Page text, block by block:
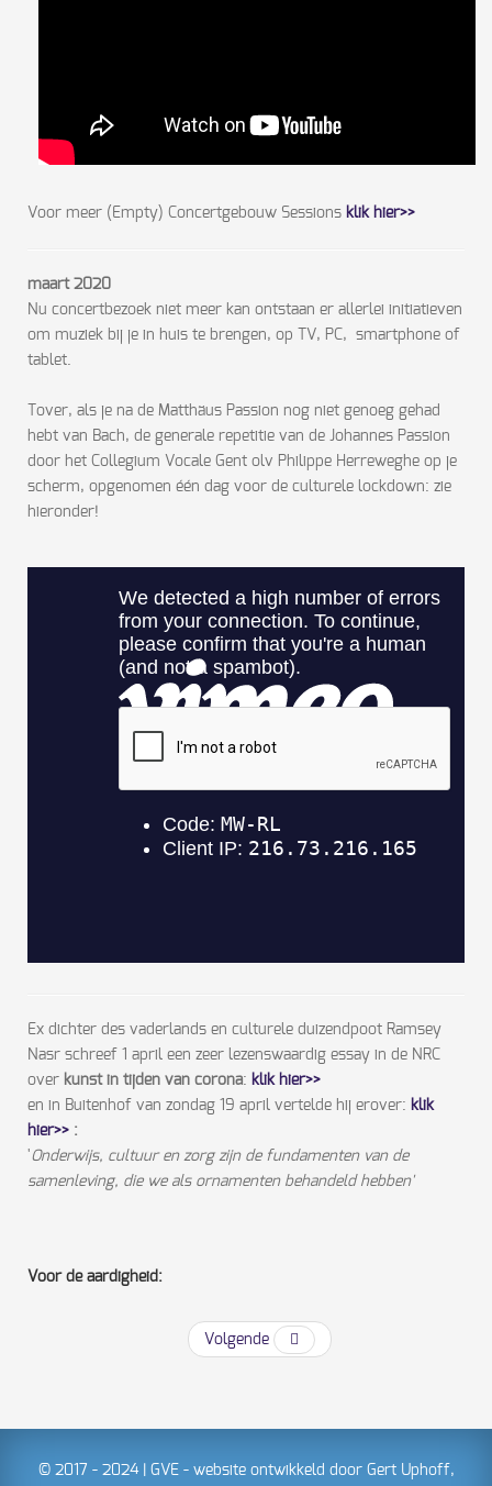
Voor meer (Empty) Concertgebouw Sessions klik hier>>
maart 2020
Nu concertbezoek niet meer kan ontstaan er allerlei initiatieven
om muziek bij je in huis te brengen, op TV, PC, smartphone of
tablet.
Tover, als je na de Matthäus Passion nog niet genoeg gehad
hebt van Bach, de generale repetitie van de Johannes Passion
door het Collegium Vocale Gent olv Philippe Herreweghe op je
scherm, opgenomen één dag voor de culturele lockdown: zie
hieronder!
Ex dichter des vaderlands en culturele duizendpoot Ramsey
Nasr schreef 1 april een zeer lezenswaardig essay in de NRC
over kunst in tijden van corona: klik hier>>
en in Buitenhof van zondag 19 april vertelde hij erover: klik
hier>> :
'Onderwijs, cultuur en zorg zijn de fundamenten van de
samenleving, die we als ornamenten behandeld hebben'
Voor de aardigheid:
Volgende
© 2017 - 2024 | GVE - website ontwikkeld door Gert Uphoff,